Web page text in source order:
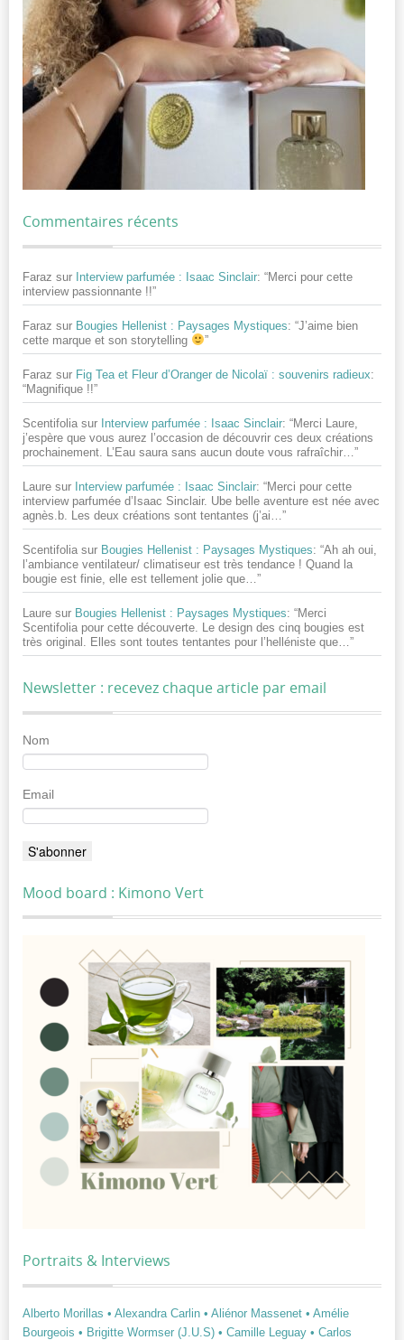
Commentaires récents
Faraz sur Interview parfumée : Isaac Sinclair: “Merci pour cette
interview passionnante !!”
Faraz sur Bougies Hellenist : Paysages Mystiques: “J’aime bien
cette marque et son storytelling
”
Faraz sur Fig Tea et Fleur d’Oranger de Nicolaï : souvenirs radieux:
“Magnifique !!”
Scentifolia sur Interview parfumée : Isaac Sinclair: “Merci Laure,
j’espère que vous aurez l’occasion de découvrir ces deux créations
prochainement. L’Eau saura sans aucun doute vous rafraîchir… ”
Laure sur Interview parfumée : Isaac Sinclair: “Merci pour cette
interview parfumée d’Isaac Sinclair. Ube belle aventure est née avec
agnès.b. Les deux créations sont tentantes (j’ai… ”
Scentifolia sur Bougies Hellenist : Paysages Mystiques: “Ah ah oui,
l’ambiance ventilateur/ climatiseur est très tendance ! Quand la
bougie est finie, elle est tellement jolie que…”
Laure sur Bougies Hellenist : Paysages Mystiques: “Merci
Scentifolia pour cette découverte. Le design des cinq bougies est
très original. Elles sont toutes tentantes pour l’helléniste que…”
Newsletter : recevez chaque article par email
Nom
Email
Mood board : Kimono Vert
Portraits & Interviews
Alberto Morillas • Alexandra Carlin • Aliénor Massenet • Amélie
Bourgeois • Brigitte Wormser (J.U.S) • Camille Leguay • Carlos